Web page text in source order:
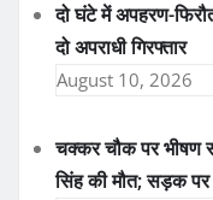
दो घंटे में अपहरण-
दो अपराधी गिरफ्तार
August 10, 2026
चक्कर चौक पर भीषण
सिंह की मौत; सड़क पर